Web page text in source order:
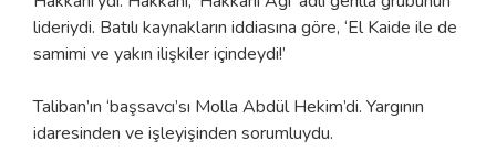
lideriydi. Batılı kaynakların iddiasına göre, ‘El Kaide ile de
samimi ve yakın ilişkiler içindeydi!’
Taliban’ın ‘başsavcı’sı Molla Abdül Hekim’di. Yargının
idaresinden ve işleyişinden sorumluydu.